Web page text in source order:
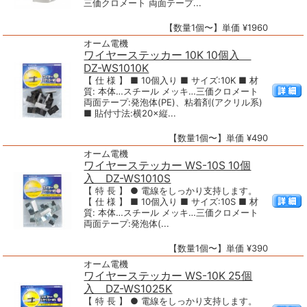
三価クロメート 両面テープ...
【数量1個〜】単価 ¥1960
オーム電機
ワイヤーステッカー 10K 10個入
DZ-WS1010K
【 仕 様 】 ■ 10個入り ■ サイズ:10K ■ 材
質: 本体…スチール メッキ…三価クロメート
両面テープ:発泡体(PE)、粘着剤(アクリル系)
■ 貼付寸法:横20×縦...
【数量1個〜】単価 ¥490
オーム電機
ワイヤーステッカー WS-10S 10個
入 DZ-WS1010S
【 特 長 】 ● 電線をしっかり支持します。
【 仕 様 】 ■ 10個入り ■ サイズ:10S ■ 材
質: 本体…スチール メッキ…三価クロメート
両面テープ:発泡体(...
【数量1個〜】単価 ¥390
オーム電機
ワイヤーステッカー WS-10K 25個
入 DZ-WS1025K
【 特 長 】 ● 電線をしっかり支持します。